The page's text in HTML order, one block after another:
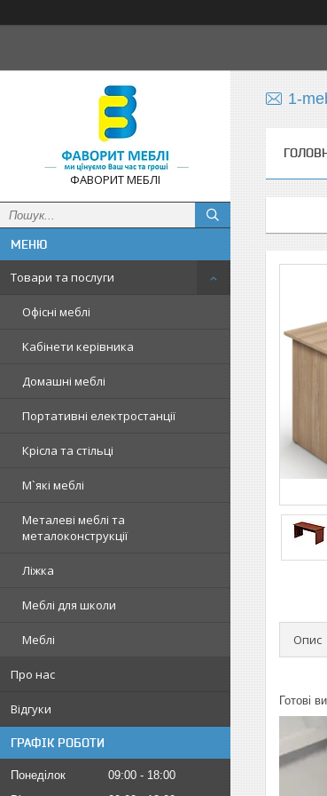
ФАВОРИТ МЕБЛІ
Товари та послуги
Офісні меблі
Кабінети керівника
Домашні меблі
Портативні електростанції
Крісла та стільці
М`які меблі
Металеві меблі та
металоконструкції
Ліжка
Меблі для школи
Меблі
Про нас
Відгуки
ГРАФІК РОБОТИ
Понеділок 09:00
18:00
1-
Опис
Готові